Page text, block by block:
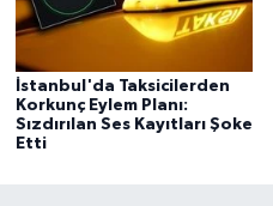
İstanbul'da Taksicilerden
Korkunç Eylem Planı:
Sızdırılan Ses Kayıtları Şoke
Etti